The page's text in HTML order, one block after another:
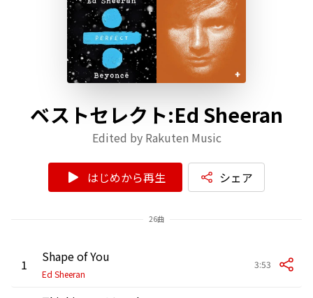
ベストセレクト:Ed Sheeran
Edited by Rakuten Music
はじめから再生 シェア
26曲
1 Shape of You
Ed Sheeran
3:53